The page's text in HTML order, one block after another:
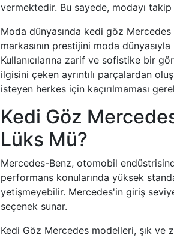
vermektedir. Bu sayede, modayı
Moda dünyasında kedi göz Mercedes
markasının prestijini moda
Kullanıcılarına zarif ve sofistike bir
ilgisini çeken ayrıntılı parçalardan
isteyen herkes için kaçırılmaması
Kedi Göz
Lüks Mü?
Mercedes-Benz, otomobil
performans konularında yüksek
yetişmeyebilir. Mercedes'in giriş
seçenek sunar.
Kedi Göz Mercedes modelleri, şık ve